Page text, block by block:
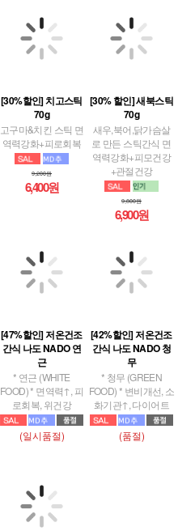
[30%할인] 치고스틱
70g
고구마&치킨 스틱 면
역력강화+피로회복
9,200원
6,400원
[30% 할인] 새북스틱
70g
새우,북어,닭가슴살
로 만든 스틱간식 면
역력강화+피모건강
+관절건강
9,800원
6,900원
[47%할인] 저온건조
간식 나도 NADO 연
근
* 연근 (WHITE
FOOD) * 면역력↑, 피
로회복, 위건강
(일시품절)
[42%할인] 저온건조
간식 나도 NADO 청
무
* 청무 (GREEN
FOOD) * 변비개선, 소
화기관↑, 다이어트
(품절)